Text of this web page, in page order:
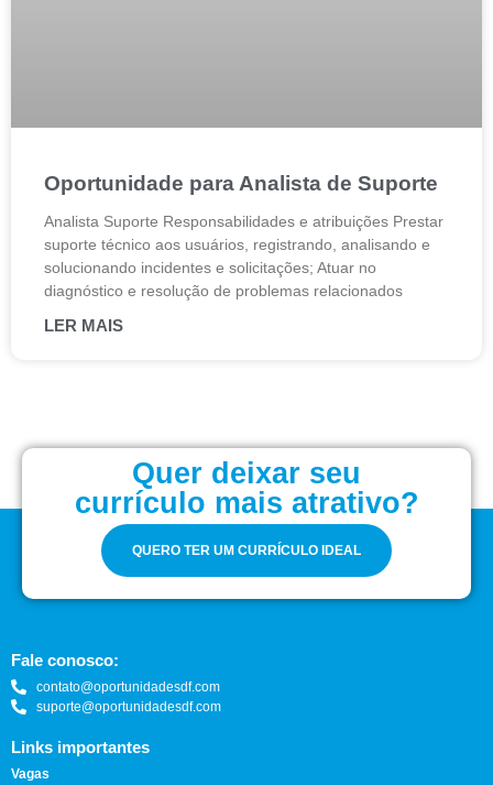
Oportunidade para Analista de Suporte
Analista Suporte Responsabilidades e atribuições Prestar
suporte técnico aos usuários, registrando, analisando e
solucionando incidentes e solicitações; Atuar no
diagnóstico e resolução de problemas relacionados
LER MAIS
Quer deixar seu
currículo mais atrativo?
QUERO TER UM CURRÍCULO IDEAL
Fale conosco:
contato@oportunidadesdf.com
suporte@oportunidadesdf.com
Links importantes
Vagas